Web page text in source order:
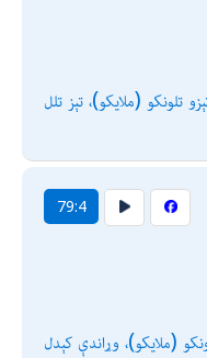
تلونكو (ملايكو)، تېز تلل
79:4
(ملايكو)، وړاندې كېدل